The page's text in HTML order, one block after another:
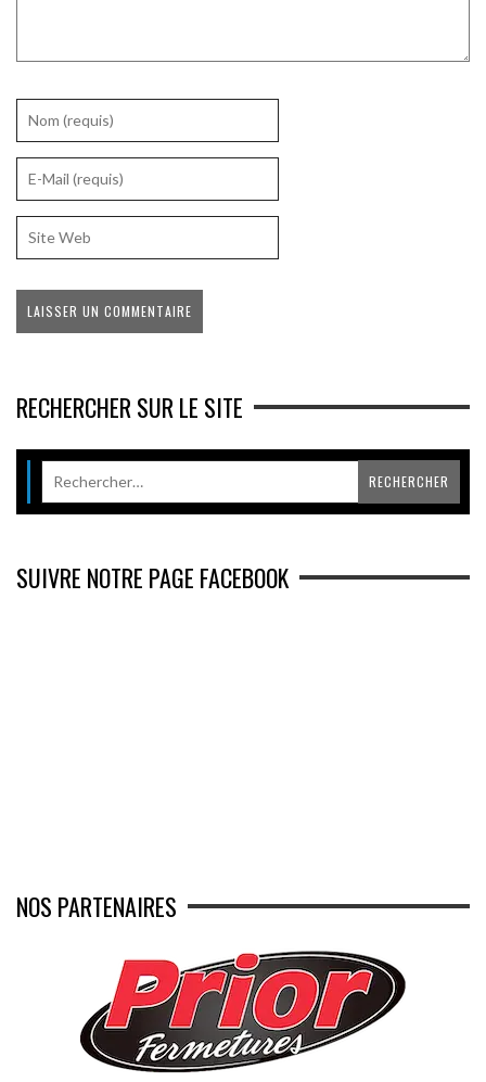
RECHERCHER SUR LE SITE
SUIVRE NOTRE PAGE FACEBOOK
NOS PARTENAIRES